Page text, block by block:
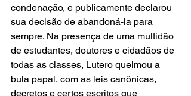
condenação, e publicamente declarou
sua decisão de abandoná-la para
sempre. Na presença de uma multidão
de estudantes, doutores e cidadãos de
todas as classes, Lutero queimou a
bula papal, com as leis canônicas,
decretos e certos escritos que